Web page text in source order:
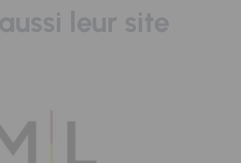
leur site